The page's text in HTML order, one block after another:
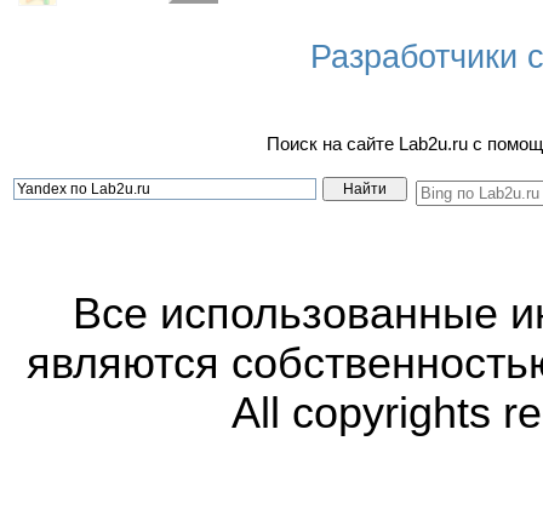
Разработчики
Поиск на сайте Lab2u.ru с
Все использованные
являются
All copyrights